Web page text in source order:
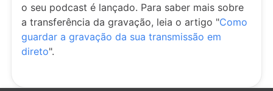
o seu podcast é lançado. Para saber mais sobre
a transferência da gravação, leia o artigo "Como
guardar a gravação da sua transmissão em
direto".